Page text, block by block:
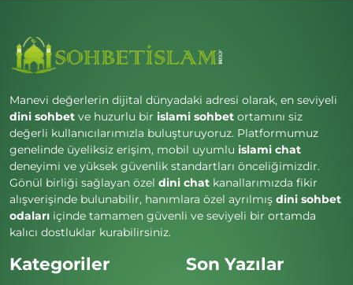
Manevi değerlerin dijital dünyadaki adresi olarak, en seviyeli
dini sohbet ve huzurlu bir islami sohbet ortamını siz
değerli kullanıcılarımızla buluşturuyoruz. Platformumuz
genelinde üyeliksiz erişim, mobil uyumlu islami chat
deneyimi ve yüksek güvenlik standartları önceliğimizdir.
Gönül birliği sağlayan özel dini chat kanallarımızda fikir
alışverişinde bulunabilir, hanımlara özel ayrılmış dini sohbet
odaları içinde tamamen güvenli ve seviyeli bir ortamda
kalıcı dostluklar kurabilirsiniz.
Kategoriler Son Yazılar